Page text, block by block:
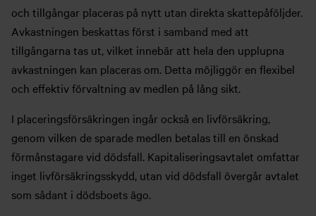
och tillgångar placeras på nytt utan direkta skattepåföljder.
Avkastningen beskattas först i samband med att
tillgångarna tas ut, vilket innebär att hela den upplupna
avkastningen kan placeras om. Detta möjliggör en flexibel
och effektiv förvaltning av medlen på lång sikt.
I placeringsförsäkringen ingår också en livförsäkring,
genom vilken de sparade medlen betalas till en önskad
förmånstagare vid dödsfall. Kapitaliseringsavtalet omfattar
inget livförsäkringsskydd, utan vid dödsfall övergår avtalet
som sådant i dödsboets ägo.